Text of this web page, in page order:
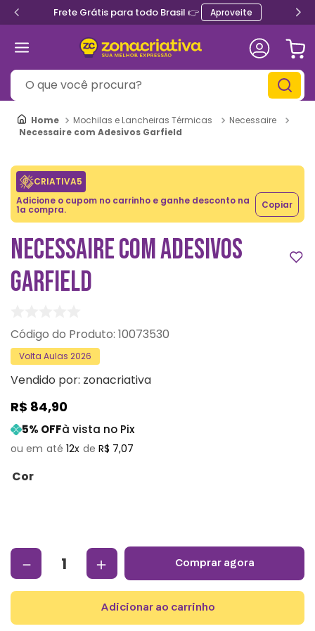
Frete Grátis para todo Brasil 👉 Aproveite
O que você procura?
Mochilas e Lancheiras Térmicas
Necessaire
Necessaire com Adesivos Garfield
CRIATIVA5
Adicione o cupom no carrinho e ganhe desconto na
1a compra. Copiar
NECESSAIRE COM ADESIVOS
GARFIELD
: 10073530
Volta Aulas 2026
Vendido por: zonacriativa
R$ 84,90
5% OFFà vista no Pix
12 R$ 7,07
Cor
＋
－ comprar agora
adicionar ao carrinho